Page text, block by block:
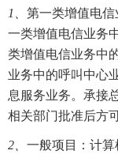
1、 第一类增值电
一类增值电信业务
类增值电信业务中
业务中的呼叫中心
息服务业务。承接
相关部门批准后方
2、 一般项目：计